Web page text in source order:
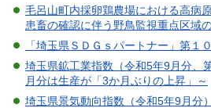
毛呂山町内採卵鶏農場における高病
患畜の確認に伴う野鳥監視重点区域
「埼玉県ＳＤＧｓパートナー」第１
埼玉県鉱工業指数（令和5年9月分、
月分は生産が「3か月ぶりの上昇」～
埼玉県景気動向指数（令和5年9月分